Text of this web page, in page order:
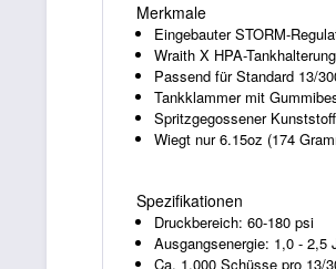
Merkmale
Eingebauter STORM-
Wraith X HPA-Tankhalterung
Passend für Standard 13/
Tankklammer mit
Spritzgegossener Kunststoff
Wiegt nur 6.15oz (174
Spezifikationen
Druckbereich: 60-180 psi
Ausgangsenergie: 1,0 - 2,5
Ca. 1.000 Schüsse pro 13/